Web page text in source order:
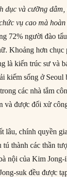
dục và cưỡng
vụ cao mà
72% người đào
Khoảng hơn chục
là kiến ​​trúc sư và
kiếm sống ở Seoul
các nhà tắm
và được đối xử
lâu, chính quyền
tú thành các thần
nội của Kim
suk đều được